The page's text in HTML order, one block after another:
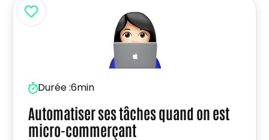
Durée :6min
Automatiser ses tâches quand on est
micro-commerçant